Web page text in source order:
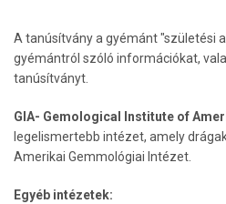
A tanúsítvány a gyémánt "születési
gyémántról szóló információkat,
tanúsítványt.
GIA- Gemological Institute of
legelismertebb intézet, amely
Amerikai Gemmológiai Intézet.
Egyéb intézetek: